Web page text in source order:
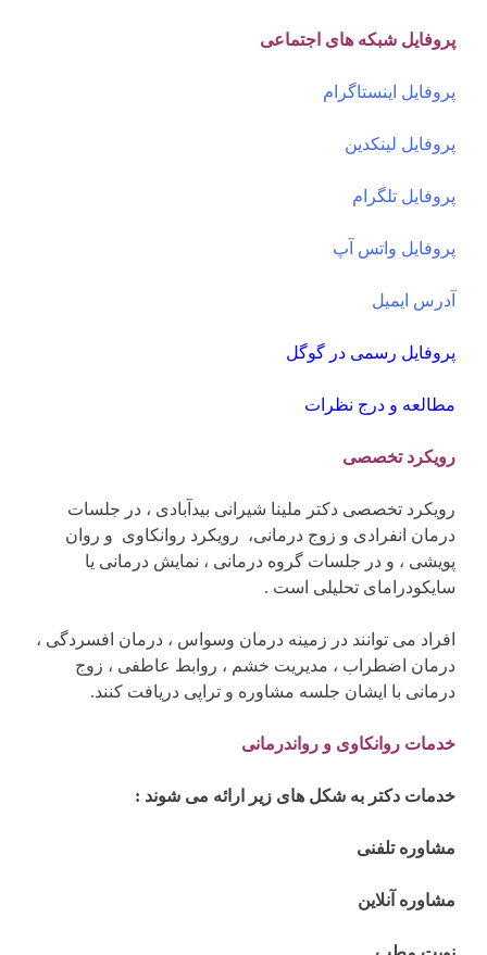
پروفایل شبکه های اجتماعی
پروفایل اینستاگرام
پروفایل لینکدین
پروفایل تلگرام
پروفایل واتس آپ
آدرس ایمیل
پروفایل رسمی در گوگل
مطالعه و درج نظرات
رویکرد تخصصی
رویکرد تخصصی دکتر ملینا شیرانی بیدآبادی ، در جلسات
درمان انفرادی و زوج درمانی، رویکرد روانکاوی و روان
پویشی ، و در جلسات گروه درمانی ، نمایش درمانی یا
سایکودرامای تحلیلی است .
افراد می توانند در زمینه درمان وسواس ، درمان افسردگی ،
درمان اضطراب ، مدیریت خشم ، روابط عاطفی ، زوج
درمانی با ایشان جلسه مشاوره و تراپی دریافت کنند.
خدمات روانکاوی و رواندرمانی
خدمات دکتر به شکل های زیر ارائه می شوند :
مشاوره تلفنی
مشاوره آنلاین